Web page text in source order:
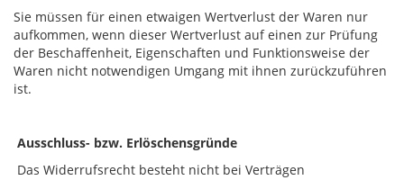
Sie müssen für einen etwaigen Wertverlust der Waren nur
aufkommen, wenn dieser Wertverlust auf einen zur Prüfung
der Beschaffenheit, Eigenschaften und Funktionsweise der
Waren nicht notwendigen Umgang mit ihnen zurückzuführen
ist.
Ausschluss- bzw. Erlöschensgründe
Das Widerrufsrecht besteht nicht bei Verträgen